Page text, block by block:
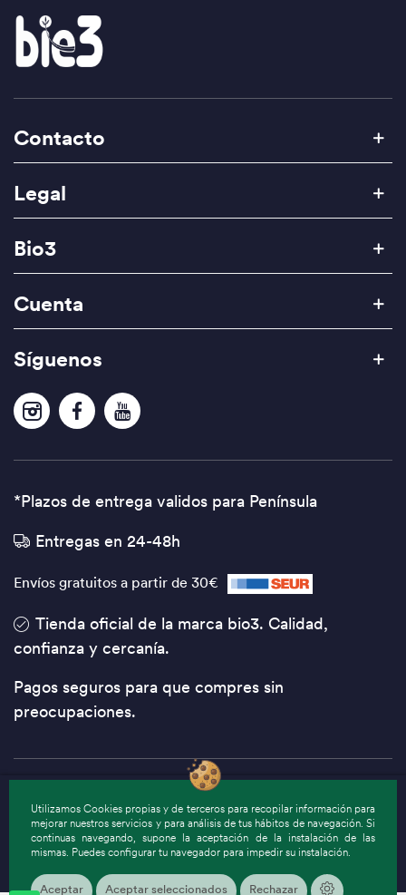
Utilizamos Cookies propias y de terceros para recopilar información para
mejorar nuestros servicios y para análisis de tus hábitos de navegación. Si
continuas navegando, supone la aceptación de la instalación de las
mismas. Puedes configurar tu navegador para impedir su instalación.
Aceptar Aceptar seleccionados Rechazar
Contacto
Legal
Bio3
Cuenta
Síguenos
*Plazos de entrega validos para Península
Entregas en 24-48h
Envíos gratuitos a partir de 30€
Tienda oficial de la marca bio3. Calidad,
confianza y cercanía.
Pagos seguros para que compres sin
preocupaciones.
© 2024 Bio3
Pago seguro: